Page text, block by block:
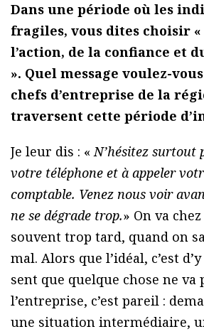
Dans une période où les
fragiles, vous dites choisir «
l’action, de la confiance et
». Quel message voulez-
chefs d’entreprise de la
traversent cette période
Je leur dis : «N’hésitez surtout
votre téléphone et à appeler
comptable. Venez nous voir
ne se dégrade trop.» On va
souvent trop tard, quand on
mal. Alors que l’idéal, c’est
sent que quelque chose ne va
l’entreprise, c’est pareil :
une situation intermédiaire,